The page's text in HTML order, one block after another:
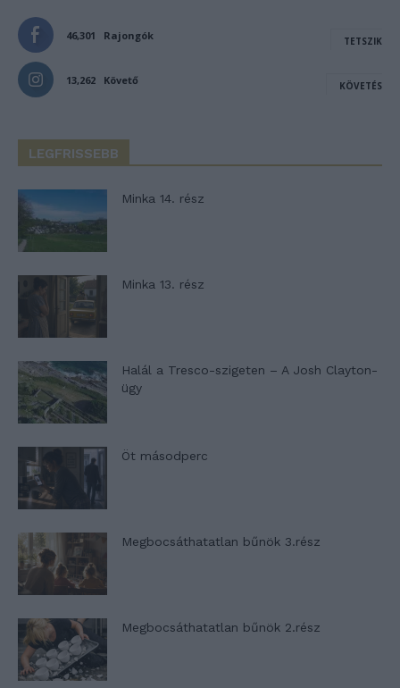
46,301 Rajongók TETSZIK
13,262 Követő KÖVETÉS
LEGFRISSEBB
Minka 14. rész
Minka 13. rész
Halál a Tresco-szigeten – A Josh Clayton-
ügy
Öt másodperc
Megbocsáthatatlan bűnök 3.rész
Megbocsáthatatlan bűnök 2.rész